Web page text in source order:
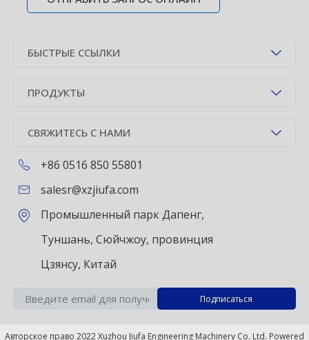
БЫСТРЫЕ ССЫЛКИ
ПРОДУКТЫ
СВЯЖИТЕСЬ С НАМИ
+86 0516 850 55801
salesr@xzjiufa.com
Промышленный парк Дапенг,
Туншань, Сюйчжоу, провинция
Цзянсу, Китай
Авторское право 2022 Xuzhou Jiufa Engineering Machinery Co. Ltd. Powered